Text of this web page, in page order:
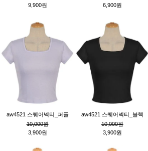
9,900원
6,900원
aw4521 스퀘어넥티_퍼플
10,000원
3,900원
aw4521 스퀘어넥티_블랙
10,000원
3,900원